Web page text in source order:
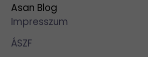
Asan Blog
Impresszum
ÁSZF